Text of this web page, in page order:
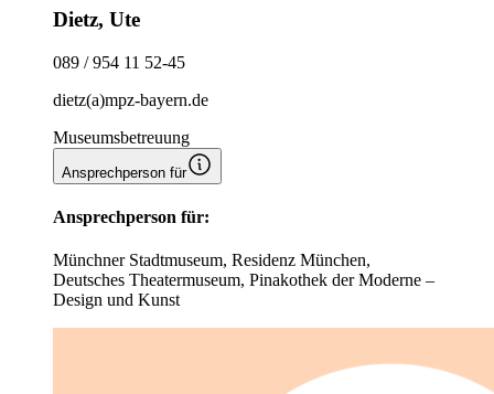
Dietz, Ute
089 / 954 11 52-45
dietz(a)mpz-bayern.de
Museumsbetreuung
Ansprechperson für
Ansprechperson für:
Münchner Stadtmuseum, Residenz München,
Deutsches Theatermuseum, Pinakothek der Moderne –
Design und Kunst